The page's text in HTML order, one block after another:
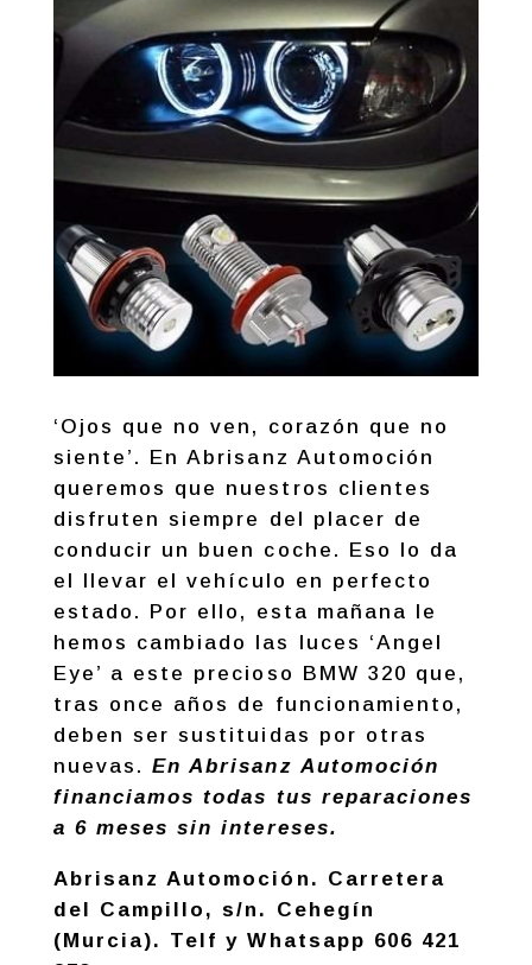
‘Ojos que no ven, corazón que no
siente’. En Abrisanz Automoción
queremos que nuestros clientes
disfruten siempre del placer de
conducir un buen coche. Eso lo da
el llevar el vehículo en perfecto
estado. Por ello, esta mañana le
hemos cambiado las luces ‘Angel
Eye’ a este precioso BMW 320 que,
tras once años de funcionamiento,
deben ser sustituidas por otras
nuevas.En Abrisanz Automoción
financiamos todas tus reparaciones
a 6 meses sin intereses.
Abrisanz Automoción. Carretera
del Campillo, s/n. Cehegín
(Murcia). Telf y Whatsapp 606 421